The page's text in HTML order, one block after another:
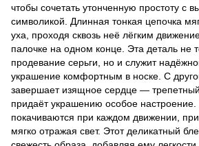
чтобы сочетать утонченную простоту с
символикой. Длинная тонкая цепочка
уха, проходя сквозь неё лёгким
палочке на одном конце. Эта деталь не
продевание серьги, но и служит
украшение комфортным в носке. С
завершает изящное сердце — трепетный
придаёт украшению особое
покачиваются при каждом движении,
мягко отражая свет. Этот деликатный